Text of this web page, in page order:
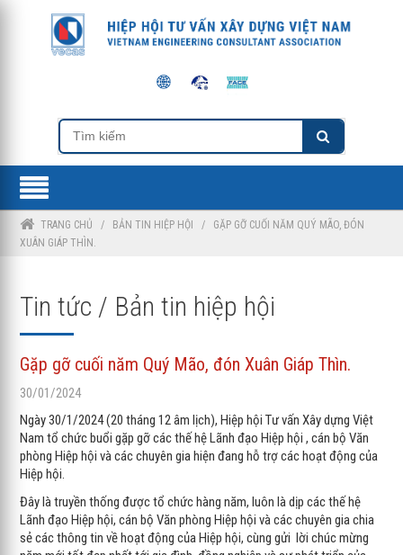
TRANG CHỦ / BẢN TIN HIỆP HỘI / GẶP GỠ CUỐI NĂM QUÝ MÃO, ĐÓN
XUÂN GIÁP THÌN.
Tin tức / Bản tin hiệp hội
Gặp gỡ cuối năm Quý Mão, đón Xuân Giáp Thìn.
30/01/2024
Ngày 30/1/2024 (20 tháng 12 âm lịch), Hiệp hội Tư vấn Xây dựng Việt
Nam tổ chức buổi gặp gỡ các thế hệ Lãnh đạo Hiệp hội , cán bộ Văn
phòng Hiệp hội và các chuyên gia hiện đang hỗ trợ các hoạt động của
Hiệp hội.
Đây là truyền thống được tổ chức hàng năm, luôn là dịp các thế hệ
Lãnh đạo Hiệp hội, cán bộ Văn phòng Hiệp hội và các chuyên gia chia
sẻ các thông tin về hoạt động của Hiệp hội, cùng gửi lời chúc mừng